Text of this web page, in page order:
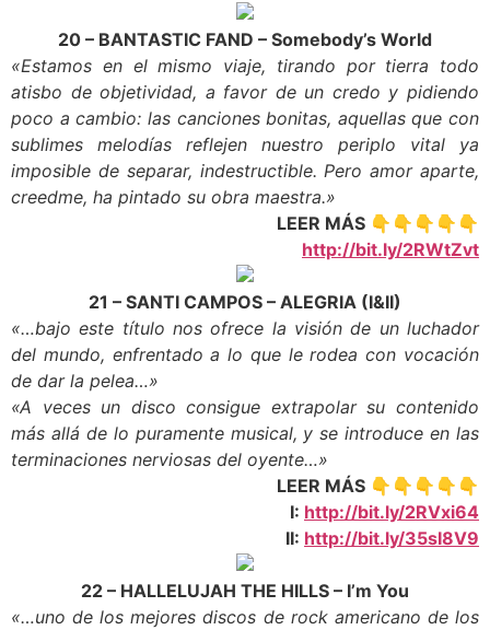
20 – BANTASTIC FAND – Somebody’s World
«Estamos en el mismo viaje, tirando por tierra todo
atisbo de objetividad, a favor de un credo y pidiendo
poco a cambio: las canciones bonitas, aquellas que con
sublimes melodías reflejen nuestro periplo vital ya
imposible de separar, indestructible. Pero amor aparte,
creedme, ha pintado su obra maestra.»
LEER MÁS 👇👇👇👇👇
http://bit.ly/2RWtZvt
21 – SANTI CAMPOS – ALEGRIA (I&II)
«…bajo este título nos ofrece la visión de un luchador
del mundo, enfrentado a lo que le rodea con vocación
de dar la pelea…»
«A veces un disco consigue extrapolar su contenido
más allá de lo puramente musical, y se introduce en las
terminaciones nerviosas del oyente…»
LEER MÁS 👇👇👇👇👇
I: http://bit.ly/2RVxi64
II: http://bit.ly/35sI8V9
22 – HALLELUJAH THE HILLS – I’m You
«…uno de los mejores discos de rock americano de los